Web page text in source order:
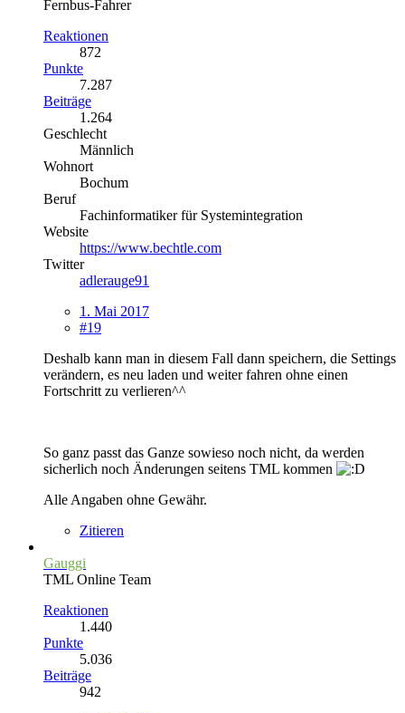
Fernbus-Fahrer
Reaktionen
872
Punkte
7.287
Beiträge
1.264
Geschlecht
Männlich
Wohnort
Bochum
Beruf
Fachinformatiker für Systemintegration
Website
https://www.bechtle.com
Twitter
adlerauge91
1. Mai 2017
#19
Deshalb kann man in diesem Fall dann speichern, die Settings
verändern, es neu laden und weiter fahren ohne einen
Fortschritt zu verlieren^^
So ganz passt das Ganze sowieso noch nicht, da werden
sicherlich noch Änderungen seitens TML kommen
Alle Angaben ohne Gewähr.
Zitieren
Gauggi
TML Online Team
Reaktionen
1.440
Punkte
5.036
Beiträge
942